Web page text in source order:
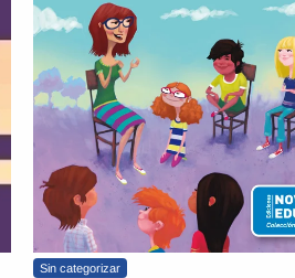
Sin categorizar